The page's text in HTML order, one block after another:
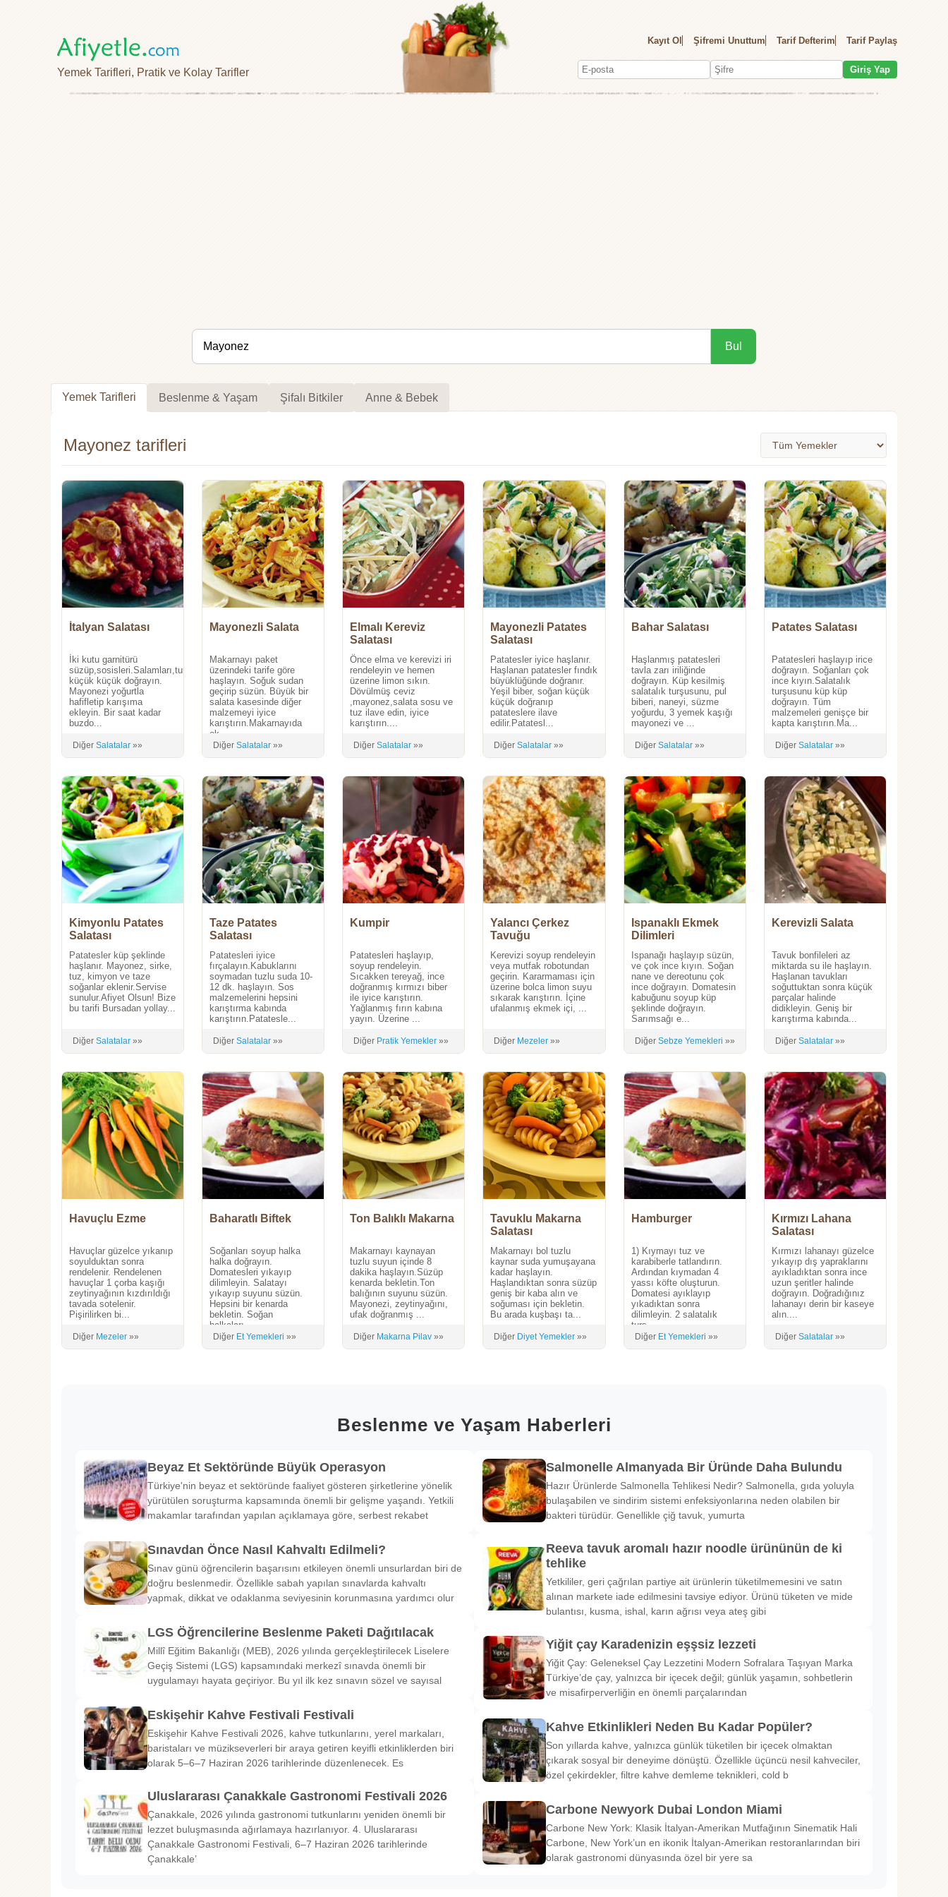
Yemek Tarifleri, Pratik ve Kolay Tarifler
Kayıt Ol Şifremi Unuttum Tarif Defterim Tarif Paylaş
Giriş Yap
Bul
Yemek Tarifleri Beslenme & Yaşam Şifalı Bitkiler Anne & Bebek
Mayonez tarifleri
İtalyan Salatası
İki kutu garnitürü
süzüp,sosisleri.Salamları,turşuları
küçük küçük doğrayın.
Mayonezi yoğurtla
hafifletip karışıma
ekleyin. Bir saat kadar
buzdo...
Diğer Salatalar »»
Mayonezli Salata
Makarnayı paket
üzerindeki tarife göre
haşlayın. Soğuk sudan
geçirip süzün. Büyük bir
salata kasesinde diğer
malzemeyi iyice
karıştırın.Makarnayıda
ek...
DiğerSalatalar »»
Elmalı Kereviz
Salatası
Önce elma ve kerevizi iri
rendeleyin ve hemen
üzerine limon sıkın.
Dövülmüş ceviz
,mayonez,salata sosu ve
tuz ilave edin, iyice
karıştırın....
DiğerSalatalar »»
Mayonezli Patates
Salatası
Patatesler iyice haşlanır.
Haşlanan patatesler fındık
büyüklüğünde doğranır.
Yeşil biber, soğan küçük
küçük doğranıp
patateslere ilave
edilir.Patatesl...
DiğerSalatalar »»
Bahar Salatası
Haşlanmış patatesleri
tavla zarı iriliğinde
doğrayın. Küp kesilmiş
salatalık turşusunu, pul
biberi, naneyi, süzme
yoğurdu, 3 yemek kaşığı
mayonezi ve ...
Diğer Salatalar»»
Patates Salatası
Patatesleri haşlayıp irice
doğrayın. Soğanları çok
ince kıyın.Salatalık
turşusunu küp küp
doğrayın. Tüm
malzemeleri genişçe bir
kapta karıştırın.Ma...
Diğer Salatalar»»
Kimyonlu Patates
Salatası
Patatesler küp şeklinde
haşlanır. Mayonez, sirke,
tuz, kimyon ve taze
soğanlar eklenir.Servise
sunulur.Afiyet Olsun! Bize
bu tarifi Bursadan yollay...
Diğer Salatalar »»
Taze Patates
Salatası
Patatesleri iyice
fırçalayın.Kabuklarını
soymadan tuzlu suda 10-
12 dk. haşlayın. Sos
malzemelerini hepsini
karıştırma kabında
karıştırın.Patatesle...
DiğerSalatalar »»
Kumpir
Patatesleri haşlayıp,
soyup rendeleyin.
Sıcakken tereyağ, ince
doğranmış kırmızı biber
ile iyice karıştırın.
Yağlanmış fırın kabına
yayın. Üzerine ...
Diğer Pratik Yemekler »»
Yalancı Çerkez
Tavuğu
Kerevizi soyup rendeleyin
veya mutfak robotundan
geçirin. Kararmaması için
üzerine bolca limon suyu
sıkarak karıştırın. İçine
ufalanmış ekmek içi, ...
Diğer Mezeler »»
Ispanaklı Ekmek
Dilimleri
Ispanağı haşlayıp süzün,
ve çok ince kıyın. Soğan
nane ve dereotunu çok
ince doğrayın. Domatesin
kabuğunu soyup küp
şeklinde doğrayın.
Sarımsağı e...
Diğer Sebze Yemekleri »»
Kerevizli Salata
Tavuk bonfileleri az
miktarda su ile haşlayın.
Haşlanan tavukları
soğuttuktan sonra küçük
parçalar halinde
didikleyin. Geniş bir
karıştırma kabında...
Diğer Salatalar»»
Havuçlu Ezme
Havuçlar güzelce yıkanıp
soyulduktan sonra
rendelenir. Rendelenen
havuçlar 1 çorba kaşığı
zeytinyağının kızdırıldığı
tavada sotelenir.
Pişirilirken bi...
Diğer Mezeler »»
Baharatlı Biftek
Soğanları soyup halka
halka doğrayın.
Domatesleri yıkayıp
dilimleyin. Salatayı
yıkayıp suyunu süzün.
Hepsini bir kenarda
bekletin. Soğan
halkaları...
Diğer Et Yemekleri »»
Ton Balıklı Makarna
Makarnayı kaynayan
tuzlu suyun içinde 8
dakika haşlayın.Süzüp
kenarda bekletin.Ton
balığının suyunu süzün.
Mayonezi, zeytinyağını,
ufak doğranmış ...
Diğer Makarna Pilav »»
Tavuklu Makarna
Salatası
Makarnayı bol tuzlu
kaynar suda yumuşayana
kadar haşlayın.
Haşlandıktan sonra süzüp
geniş bir kaba alın ve
soğuması için bekletin.
Bu arada kuşbaşı ta...
Diğer Diyet Yemekler »»
Hamburger
1) Kıymayı tuz ve
karabiberle tatlandırın.
Ardından kıymadan 4
yassı köfte oluşturun.
Domatesi ayıklayıp
yıkadıktan sonra
dilimleyin. 2 salatalık
turş...
Diğer Et Yemekleri »»
Kırmızı Lahana
Salatası
Kırmızı lahanayı güzelce
yıkayıp dış yapraklarını
ayıkladıktan sonra ince
uzun şeritler halinde
doğrayın. Doğradığınız
lahanayı derin bir kaseye
alın....
Diğer Salatalar»»
Beslenme ve Yaşam Haberleri
Beyaz Et Sektöründe Büyük Operasyon
Türkiye'nin beyaz et sektöründe faaliyet gösteren şirketlerine yönelik
yürütülen soruşturma kapsamında önemli bir gelişme yaşandı. Yetkili
makamlar tarafından yapılan açıklamaya göre, serbest rekabet
Sınavdan Önce Nasıl Kahvaltı Edilmeli?
Sınav günü öğrencilerin başarısını etkileyen önemli unsurlardan biri de
doğru beslenmedir. Özellikle sabah yapılan sınavlarda kahvaltı
yapmak, dikkat ve odaklanma seviyesinin korunmasına yardımcı olur
LGS Öğrencilerine Beslenme Paketi Dağıtılacak
Millî Eğitim Bakanlığı (MEB), 2026 yılında gerçekleştirilecek Liselere
Geçiş Sistemi (LGS) kapsamındaki merkezî sınavda önemli bir
uygulamayı hayata geçiriyor. Bu yıl ilk kez sınavın sözel ve sayısal
Eskişehir Kahve Festivali Festivali
Eskişehir Kahve Festivali 2026, kahve tutkunlarını, yerel markaları,
baristaları ve müzikseverleri bir araya getiren keyifli etkinliklerden biri
olarak 5–6–7 Haziran 2026 tarihlerinde düzenlenecek. Es
Uluslararası Çanakkale Gastronomi Festivali 2026
Çanakkale, 2026 yılında gastronomi tutkunlarını yeniden önemli bir
lezzet buluşmasında ağırlamaya hazırlanıyor. 4. Uluslararası
Çanakkale Gastronomi Festivali, 6–7 Haziran 2026 tarihlerinde
Çanakkale’
Salmonelle Almanyada Bir Üründe Daha Bulundu
Hazır Ürünlerde Salmonella Tehlikesi Nedir? Salmonella, gıda yoluyla
bulaşabilen ve sindirim sistemi enfeksiyonlarına neden olabilen bir
bakteri türüdür. Genellikle çiğ tavuk, yumurta
Reeva tavuk aromalı hazır noodle ürününün de ki
tehlike
Yetkililer, geri çağrılan partiye ait ürünlerin tüketilmemesini ve satın
alınan markete iade edilmesini tavsiye ediyor. Ürünü tüketen ve mide
bulantısı, kusma, ishal, karın ağrısı veya ateş gibi
Yiğit çay Karadenizin eşşsiz lezzeti
Yiğit Çay: Geleneksel Çay Lezzetini Modern Sofralara Taşıyan Marka
Türkiye’de çay, yalnızca bir içecek değil; günlük yaşamın, sohbetlerin
ve misafirperverliğin en önemli parçalarından
Kahve Etkinlikleri Neden Bu Kadar Popüler?
Son yıllarda kahve, yalnızca günlük tüketilen bir içecek olmaktan
çıkarak sosyal bir deneyime dönüştü. Özellikle üçüncü nesil kahveciler,
özel çekirdekler, filtre kahve demleme teknikleri, cold b
Carbone Newyork Dubai London Miami
Carbone New York: Klasik İtalyan-Amerikan Mutfağının Sinematik Hali
Carbone, New York’un en ikonik İtalyan-Amerikan restoranlarından biri
olarak gastronomi dünyasında özel bir yere sa